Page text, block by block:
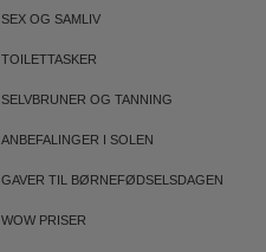
SEX OG SAMLIV
TOILETTASKER
SELVBRUNER OG TANNING
ANBEFALINGER I SOLEN
GAVER TIL BØRNEFØDSELSDAGEN
WOW PRISER